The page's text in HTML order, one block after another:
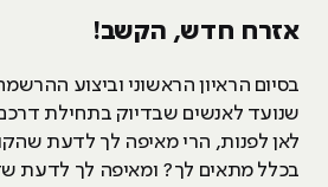
אזרח חדש, הקשב!
בסיום הראיון הראשוני וביצוע
שנועד לאנשים שבדיוק בתחילת דרכם
לאן לפנות, הרי מאיפה לך לדעת
בכלל מתאים לך? ומאיפה לך לדעת